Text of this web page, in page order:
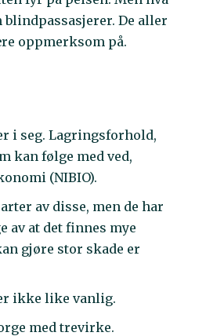
De aller
oppmerksom på.
i seg. Lagringsforhold,
kan følge med ved,
(NIBIO).
av disse, men de har
av at det finnes mye
gjøre stor skade er
ikke like vanlig.
med trevirke.